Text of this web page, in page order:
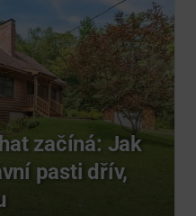
začíná: Jak
pasti dřív,